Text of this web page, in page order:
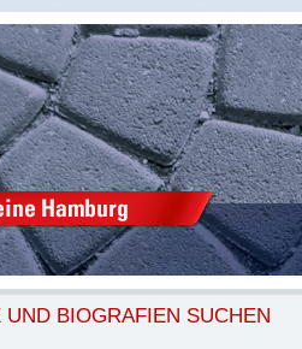
UND BIOGRAFIEN SUCHEN